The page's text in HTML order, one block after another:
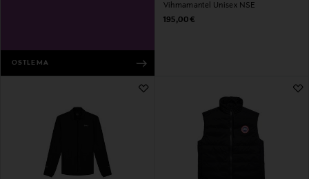
OSTLEMA
Vihmamantel Unisex NSE
Original Price
195,00 €